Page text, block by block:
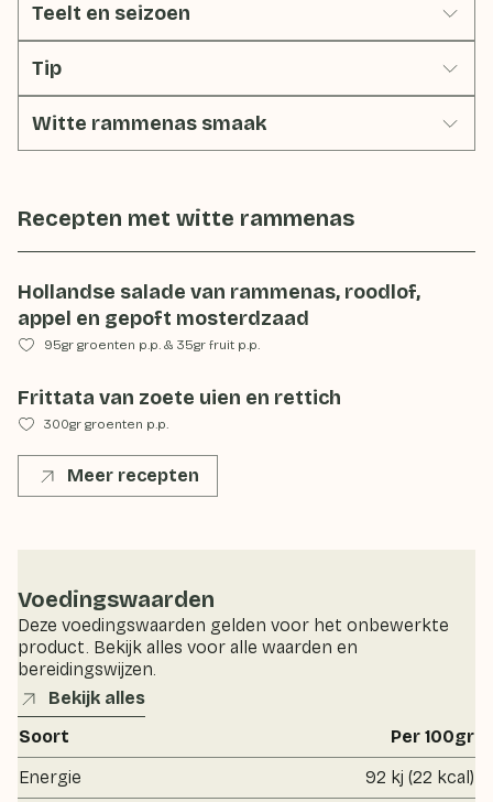
Teelt en seizoen
Tip
Witte rammenas smaak
Recepten met witte rammenas
Hollandse salade van rammenas, roodlof,
appel en gepoft mosterdzaad
95gr groenten p.p. & 35gr fruit p.p.
Frittata van zoete uien en rettich
300gr groenten p.p.
Meer recepten
Voedingswaarden
Deze voedingswaarden gelden voor het onbewerkte
product. Bekijk alles voor alle waarden en
bereidingswijzen.
Bekijk alles
Soort
Per 100gr
Energie
92 kj (22 kcal)